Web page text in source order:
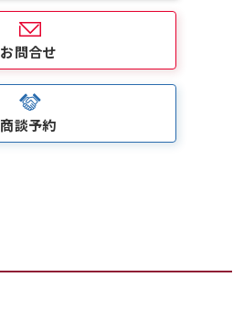
お問合せ
商談予約